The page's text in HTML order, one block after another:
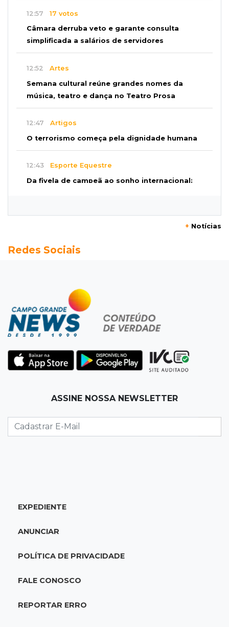
12:57 17 votos
Câmara derruba veto e garante consulta
simplificada a salários de servidores
12:52 Artes
Semana cultural reúne grandes nomes da
música, teatro e dança no Teatro Prosa
12:47 Artigos
O terrorismo começa pela dignidade humana
12:43 Esporte Equestre
Da fivela de campeã ao sonho internacional:
alvo por R$ 100 milhões em contratos
Defesa Civil descarta cenário extremo com
chegada de ciclone
12:12 Natureza
temporada reprodutiva no Pantanal
Após apagão, comerciantes contabilizam
Dupla troca a 'sofrência' por alerta contra a
da prefeitura com previdência
11:34Pedro Juan
+ Notícias
Redes Sociais
ASSINE NOSSA NEWSLETTER
EXPEDIENTE
ANUNCIAR
POLÍTICA DE PRIVACIDADE
FALE CONOSCO
REPORTAR ERRO